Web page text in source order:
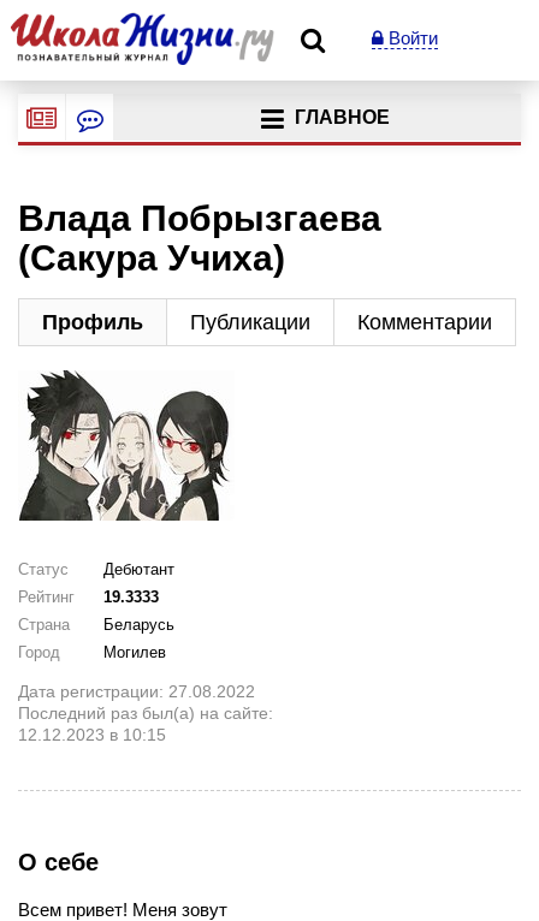
Войти
ГЛАВНОЕ
Влада Побрызгаева
(Сакура Учиха)
Профиль Публикации Комментарии
Статус
Дебютант
Рейтинг
19.3333
Страна
Беларусь
Город
Могилев
Дата регистрации: 27.08.2022
Последний раз был(а) на сайте:
12.12.2023 в 10:15
О себе
Всем привет! Меня зовут